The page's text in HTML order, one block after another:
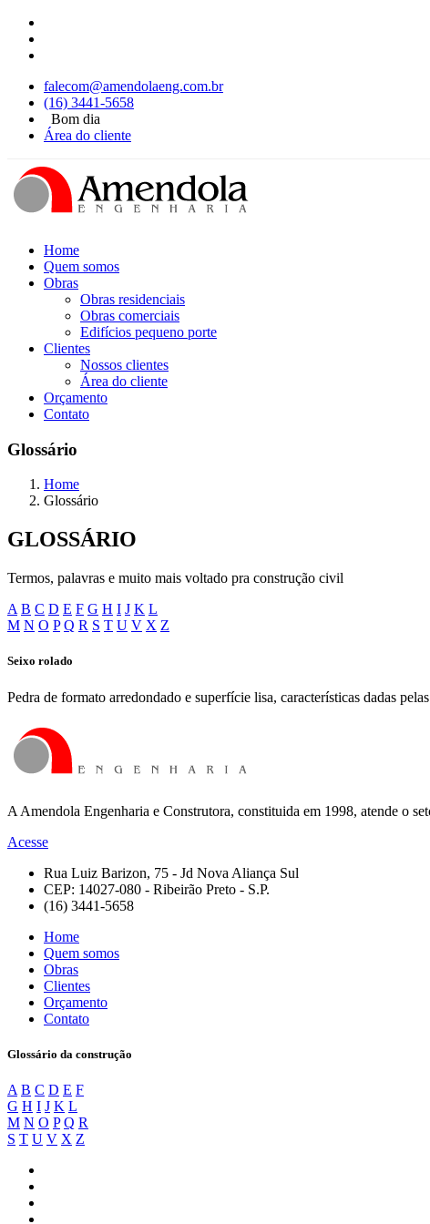
falecom@amendolaeng.com.br
(16) 3441-5658
Bom dia
Área do cliente
Home
Quem somos
Obras
Obras residenciais
Obras comerciais
Edifícios pequeno porte
Clientes
Nossos clientes
Área do cliente
Orçamento
Contato
Glossário
Home
Glossário
GLOSSÁRIO
Termos, palavras e muito mais voltado pra construção civil
A B C D E F G H I J K L
M N O P Q R S T U V X Z
Seixo rolado
Pedra de formato arredondado e superfície lisa, características dadas
A Amendola Engenharia e Construtora, constituida em 1998, atende o
Acesse
Rua Luiz Barizon, 75 - Jd Nova Aliança Sul
CEP: 14027-080 - Ribeirão Preto - S.P.
(16) 3441-5658
Home
Quem somos
Obras
Clientes
Orçamento
Contato
Glossário da construção
A B C D E F
G H I J K L
M N O P Q R
S T U V X Z